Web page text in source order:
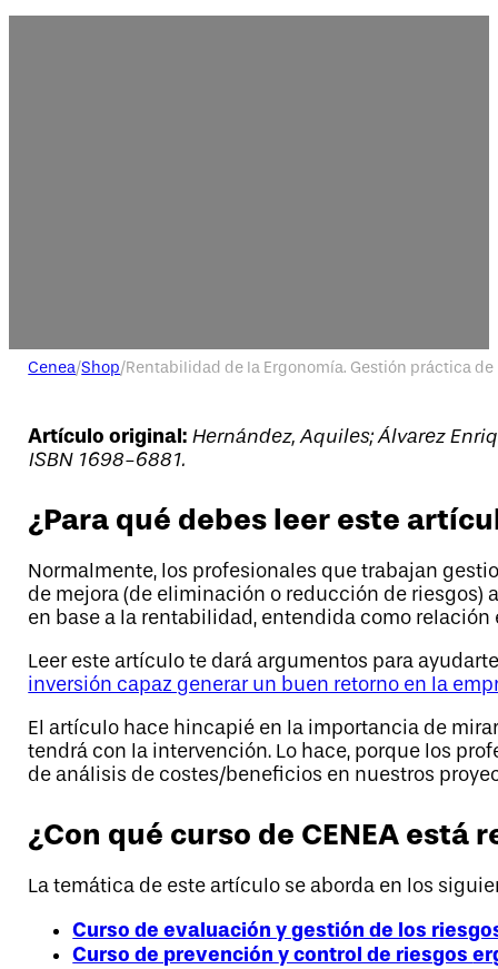
Cenea/Shop/Rentabilidad de la Ergonomía. Gestión práctica
Artículo original: Hernández, Aquiles; Álvarez
ISBN 1698-6881.
¿Para qué debes leer este
Normalmente, los profesionales que trabajan
de mejora (de eliminación o reducción de riesgos)
en base a la rentabilidad, entendida como relación
Leer este artículo te dará argumentos para
inversión capaz generar un buen retorno en la
El artículo hace hincapié en la importancia de
tendrá con la intervención. Lo hace, porque los
de análisis de costes/beneficios en nuestros
¿Con qué curso de CENEA está
La temática de este artículo se aborda en los
Curso de evaluación y gestión de los
Curso de prevencióny control de riesgos